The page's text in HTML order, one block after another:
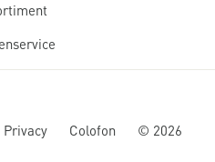
Privacy Colofon © 2026